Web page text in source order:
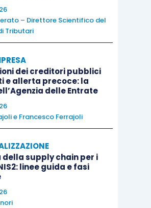
– Direttore Scientifico del
Tributari
dei creditori pubblici
e allerta precoce: la
delle Entrate
e Francesco Ferrajoli
della supply chain per i
linee guida e fasi